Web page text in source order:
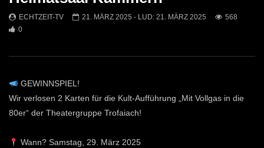
ECHTZEIT-TV
7. NOVEMBER 2025
375
1
ECHTZEIT-TV 21. MÄRZ 2025 - LUD: 21. MÄRZ 2025
568
0
GEWINNSPIEL!
Wir verlosen 2 Karten für die Kult-Aufführung „Mit Vollgas in die
80er“ der Theatergruppe Trofaiach!
Wann? Samstag, 29. März 2025